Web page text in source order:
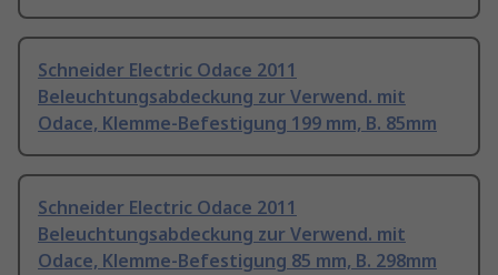
Schneider Electric Odace 2011
Beleuchtungsabdeckung zur Verwend. mit
Odace, Klemme-Befestigung 199 mm, B. 85mm
Schneider Electric Odace 2011
Beleuchtungsabdeckung zur Verwend. mit
Odace, Klemme-Befestigung 85 mm, B. 298mm